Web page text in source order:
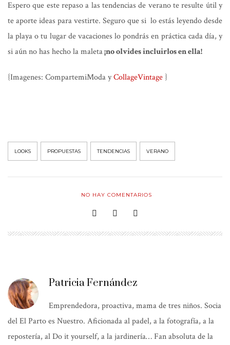
Espero que este repaso a las tendencias de verano te resulte útil y
te aporte ideas para vestirte. Seguro que si lo estás leyendo desde
la playa o tu lugar de vacaciones lo pondrás en práctica cada día, y
si aún no has hecho la maleta¡no olvides incluirlos en ella!
{Imagenes: CompartemiModa yCollageVintage }
LOOKS PROPUESTAS TENDENCIAS VERANO
NO HAY COMENTARIOS
Patricia Fernández
Emprendedora, proactiva, mama de tres niños. Socia
del El Parto es Nuestro. Aficionada al padel, a la fotografía, a la
repostería, al Do it yourself, a la jardinería… Fan absoluta de la